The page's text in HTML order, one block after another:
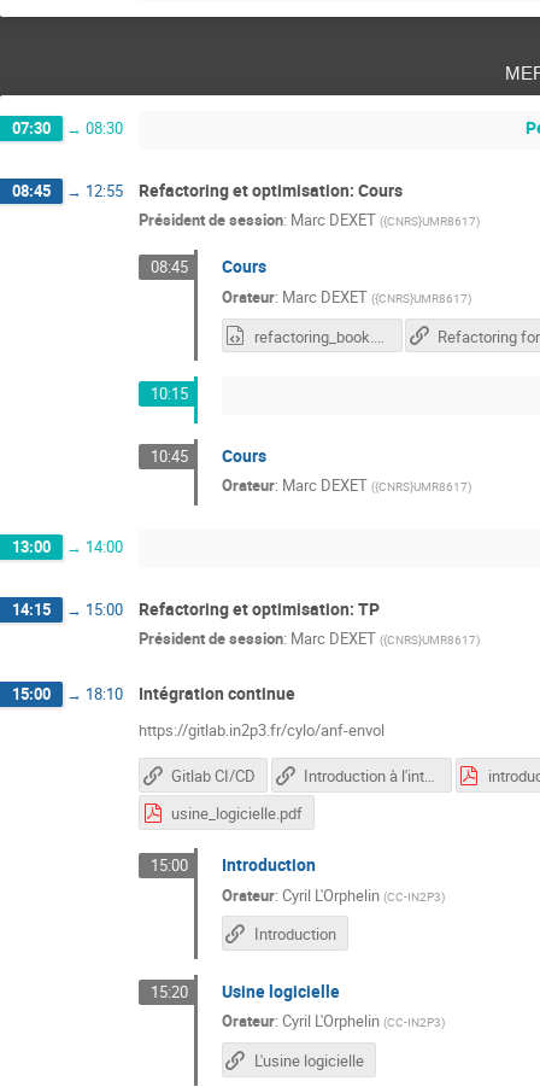
07:30 → 08:30
08:45 → 12:55 Refactoring et optimisation: Cours
Président de session: Marc DEXET ({CNRS}UMR8617)
08:45 Cours
Orateur: Marc DEXET ({CNRS}UMR8617)
refactoring_book.html
10:15
10:45 Cours
Orateur: Marc DEXET ({CNRS}UMR8617)
13:00 → 14:00
14:15 → 15:00 Refactoring et optimisation: TP
Président de session: Marc DEXET ({CNRS}UMR8617)
15:00 → 18:10 Intégration continue
https://gitlab.in2p3.fr/cylo/anf-envol
Gitlab CI/CD Introduction à l'intégration continue
usine_logicielle.pdf
15:00 Introduction
Orateur: Cyril L'Orphelin (CC-IN2P3)
Introduction
15:20 Usine logicielle
Orateur: Cyril L'Orphelin (CC-IN2P3)
L'usine logicielle